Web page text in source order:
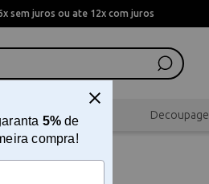
sem juros ou ate 12x com juros
Scrapbook Decoupage
5%de
compra!